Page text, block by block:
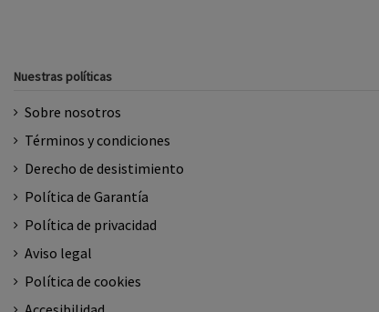
Nuestras políticas
Sobre nosotros
Términos y condiciones
Derecho de desistimiento
Política de Garantía
Política de privacidad
Aviso legal
Política de cookies